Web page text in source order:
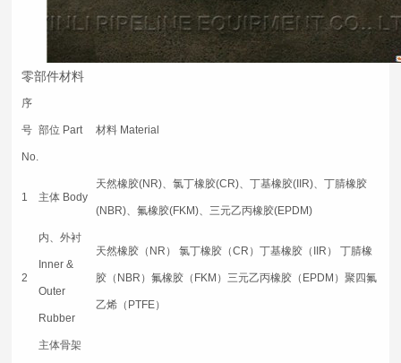
零部件材料
序
号
No.
部位 Part 材料 Material
1 主体 Body
天然橡胶(NR)、氯丁橡胶(CR)、丁基橡胶(IIR)、丁腈橡胶
(NBR)、氟橡胶(FKM)、三元乙丙橡胶(EPDM)
2
内、外衬
Inner &
Outer
Rubber
天然橡胶（NR） 氯丁橡胶（CR）丁基橡胶（IIR） 丁腈橡
胶（NBR）氟橡胶（FKM）三元乙丙橡胶（EPDM）聚四氟
乙烯（PTFE）
主体骨架